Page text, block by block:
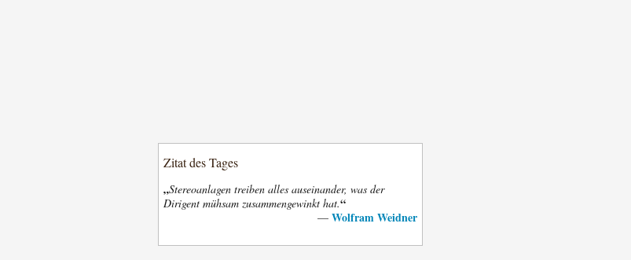
Zitat des Tages
„Stereoanlagen treiben alles auseinander, was der
Dirigent mühsam zusammengewinkt hat.“
— Wolfram Weidner